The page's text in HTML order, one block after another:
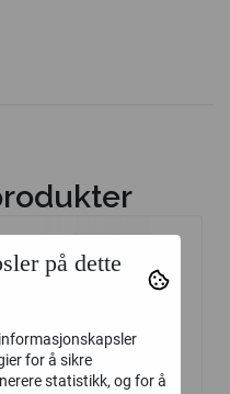
på dette
for å sikre
statistikk, og for å